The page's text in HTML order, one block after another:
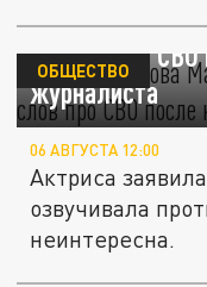
Вдова
от слов про
журналиста
ОБЩЕСТВО
06 АВГУСТА 12:00
Актриса
озвучивала
неинтересна.